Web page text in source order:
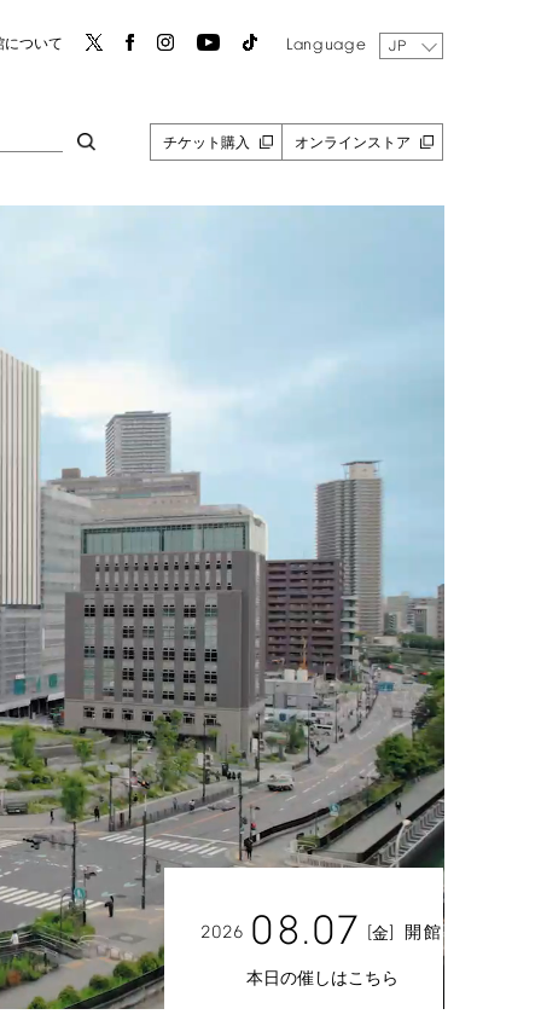
について Language JP
チケット購入 オンラインストア
2026 08.07 [金] 開館
本日の催しはこちら